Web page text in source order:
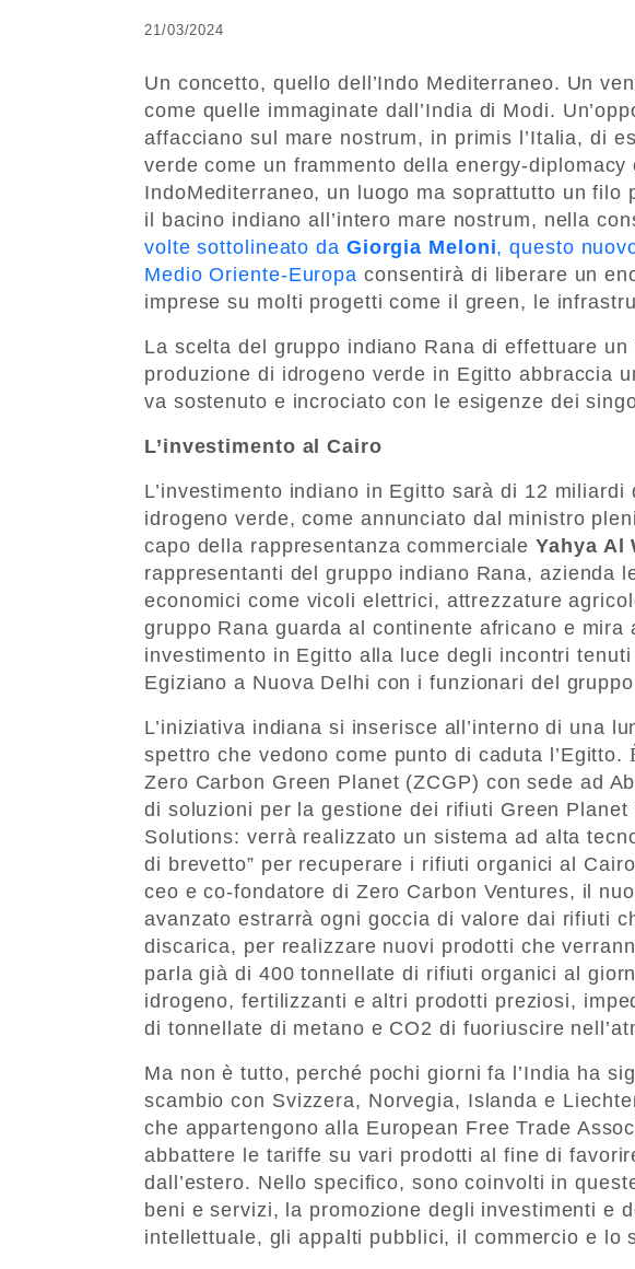
21/03/2024
Un concetto, quello dell’Indo Mediterraneo. Un
come quelle immaginate dall’India di Modi.
affacciano sul mare nostrum, in primis l’Italia, di
verde come un frammento della energy-diplomacy
IndoMediterraneo, un luogo ma soprattutto un filo
il bacino indiano all’intero mare nostrum, nella
volte sottolineato da Giorgia Meloni, questo
Medio Oriente-Europa consentirà di liberare un
imprese su molti progetti come il green, le
La scelta del gruppo indiano Rana di effettuare
produzione di idrogeno verde in Egitto abbraccia
va sostenuto e incrociato con le esigenze dei
L’investimento al Cairo
L’investimento indiano in Egitto sarà di 12
idrogeno verde, come annunciato dal ministro
capo della rappresentanza commercialeYahya Al
rappresentanti del gruppo indiano Rana, azienda
economici come vicoli elettrici, attrezzature
gruppo Rana guarda al continente africano e mira
investimento in Egitto alla luce degli incontri tenuti
Egiziano a Nuova Delhi con i funzionari del
L’iniziativa indiana si inserisce all’interno di una
spettro che vedono come punto di caduta l’Egitto.
Zero Carbon Green Planet (ZCGP) con sede ad
di soluzioni per la gestione dei rifiuti Green
Solutions: verrà realizzato un sistema ad alta
di brevetto” per recuperare i rifiuti organici al
ceo e co-fondatore di Zero Carbon Ventures, il
avanzato estrarrà ogni goccia di valore dai rifiuti
discarica, per realizzare nuovi prodotti che
parla già di 400 tonnellate di rifiuti organici al
idrogeno, fertilizzanti e altri prodotti preziosi,
di tonnellate di metano e CO2 di fuoriuscire
Ma non è tutto, perché pochi giorni fa l’India ha
scambio con Svizzera, Norvegia, Islanda e
che appartengono alla European Free Trade
abbattere le tariffe su vari prodotti al fine di
dall’estero. Nello specifico, sono coinvolti in
beni e servizi, la promozione degli investimenti e
intellettuale, gli appalti pubblici, il commercio e lo